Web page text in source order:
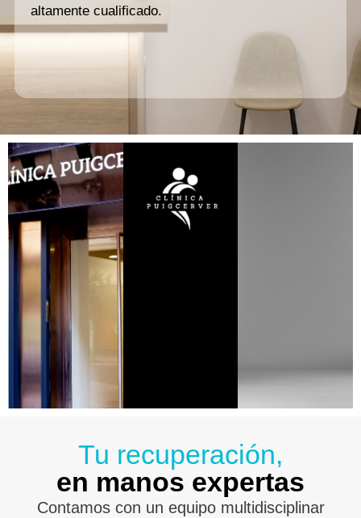
altamente cualificado.
Tu recuperación,
en manos expertas
Contamos con un equipo multidisciplinar